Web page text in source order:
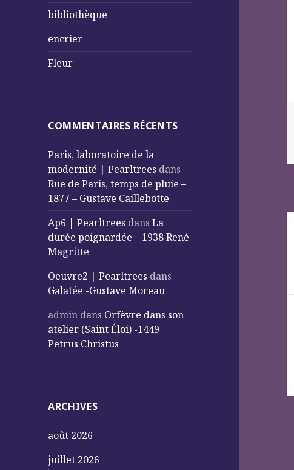
bibliothèque
encrier
Fleur
COMMENTAIRES RÉCENTS
Paris, laboratoire de la
modernité | Pearltrees dans
Rue de Paris, temps de pluie –
1877 – Gustave Caillebotte
Ap6 | Pearltrees dansLa
durée poignardée – 1938 René
Magritte
Oeuvre2 | Pearltrees dans
Galatée -Gustave Moreau
admin dans Orfèvre dans son
atelier (Saint Éloi) -1449
Petrus Christus
ARCHIVES
août 2026
juillet 2026